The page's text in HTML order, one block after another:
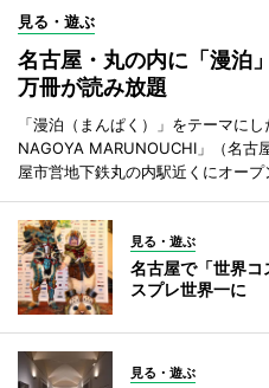
見る・遊ぶ
名古屋・丸の内に「漫
万冊が読み放題
「漫泊（まんぱく）」をテーマに
NAGOYA MARUNOUCHI」（名古
屋市営地下鉄丸の内駅近くにオープ
見る・遊ぶ
名古屋で「世界
スプレ世界一に
見る・遊ぶ